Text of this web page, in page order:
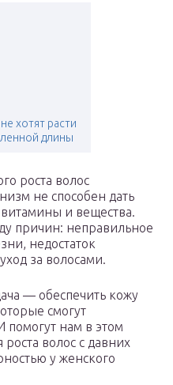
хотят расти
длины
роста волос
не способен дать
и вещества.
причин: неправильное
недостаток
за волосами.
— обеспечить кожу
смогут
помогут нам в этом
волос с давних
у женского